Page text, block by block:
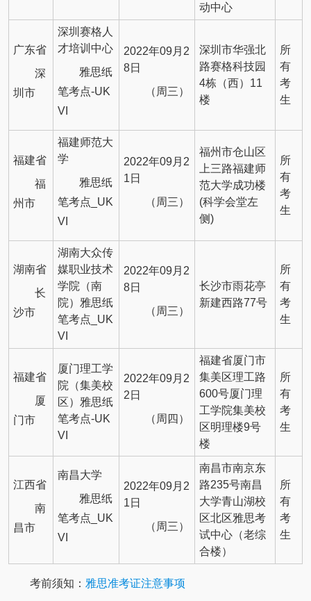
动中心
广东省
深
圳市
深圳赛格人
才培训中心
雅思纸
笔考点-UK
VI
2022年09月2
8日
（周三）
深圳市华强北
路赛格科技园
4栋（西）11
楼
所
有
考
生
福建省
福
州市
福建师范大
学
雅思纸
笔考点_UK
VI
2022年09月2
1日
（周三）
福州市仓山区
上三路福建师
范大学成功楼
(科学会堂左
侧)
所
有
考
生
湖南省
长
沙市
湖南大众传
媒职业技术
学院（南
院）雅思纸
笔考点_UK
VI
2022年09月2
8日
（周三）
长沙市雨花亭
新建西路77号
所
有
考
生
福建省
厦
门市
厦门理工学
院（集美校
区）雅思纸
笔考点-UK
VI
2022年09月2
2日
（周四）
福建省厦门市
集美区理工路
600号厦门理
工学院集美校
区明理楼9号
楼
所
有
考
生
江西省
南
昌市
南昌大学
雅思纸
笔考点_UK
VI
2022年09月2
1日
（周三）
南昌市南京东
路235号南昌
大学青山湖校
区北区雅思考
试中心（老综
合楼）
所
有
考
生
考前须知： 雅思准考证注意事项